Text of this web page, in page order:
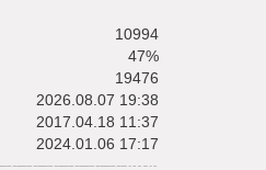
10994
47%
19476
2026.08.07 19:38
2017.04.18 11:37
2024.01.06 17:17